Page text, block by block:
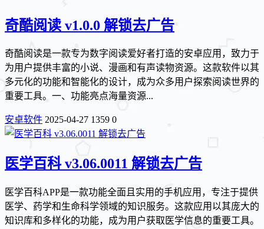
奇酷阅读 v1.0.0 解锁去广告
奇酷阅读是一款专为数字阅读爱好者打造的安卓应用，致力于
为用户提供丰富的小说、漫画和有声读物资源。这款软件以其
多元化的功能和智能化的设计，成为众多用户探索阅读世界的
重要工具。一、功能亮点海量资源...
安卓软件 2025-04-27 1359 0
医学百科 v3.06.0011 解锁去广告
医学百科APP是一款功能全面且实用的手机应用，专注于提供
医学、药学和生命科学领域的知识服务。这款应用以其庞大的
知识库和多样化的功能，成为用户获取医学信息的重要工具。